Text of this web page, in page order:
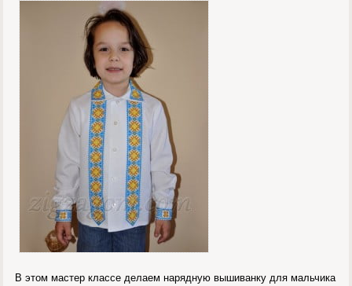
В этом мастер классе делаем нарядную вышиванку для мальчика